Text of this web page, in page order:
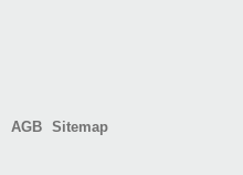
AGB Sitemap